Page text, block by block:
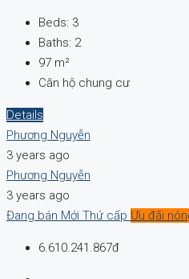
Beds: 3
Baths: 2
97 m²
Căn hộ chung cư
Details
Phương Nguyễn
3 years ago
Phương Nguyễn
3 years ago
Đang bán Mới Thứ cấp Ưu đãi
6.610.241.867đ